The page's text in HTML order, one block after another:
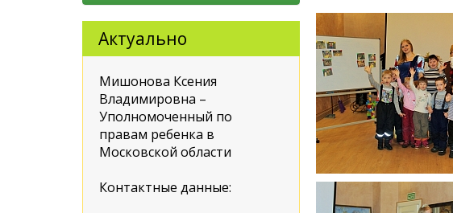
Актуально
Мишонова Ксения
Владимировна –
Уполномоченный по
правам ребенка в
Московской области
Контактные данные: